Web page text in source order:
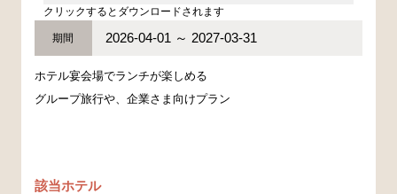
クリックするとダウンロードされます
期間 2026-04-01 ～ 2027-03-31
ホテル宴会場でランチが楽しめる
グループ旅行や、企業さま向けプラン
該当ホテル